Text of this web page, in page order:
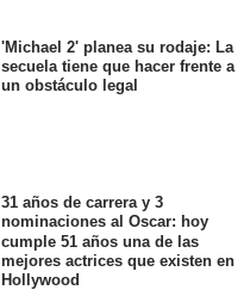
'Michael 2' planea su rodaje: La
secuela tiene que hacer frente a
un obstáculo legal
31 años de carrera y 3
nominaciones al Oscar: hoy
cumple 51 años una de las
mejores actrices que existen en
Hollywood